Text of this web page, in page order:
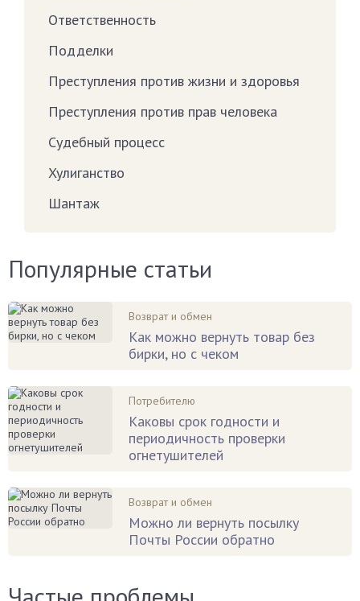
Ответственность
Подделки
Преступления против жизни и здоровья
Преступления против прав человека
Судебный процесс
Хулиганство
Шантаж
Популярные статьи
Возврат и обмен
Как можно вернуть товар без
бирки, но с чеком
Потребителю
Каковы срок годности и
периодичность проверки
огнетушителей
Возврат и обмен
Можно ли вернуть посылку
Почты России обратно